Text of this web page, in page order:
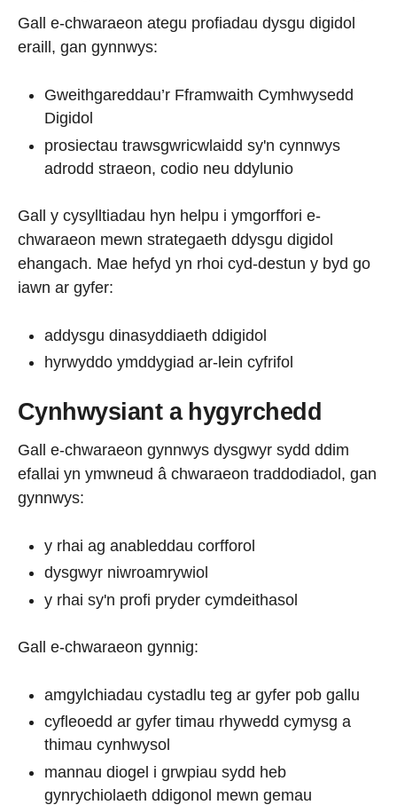
Gall e-chwaraeon ategu profiadau dysgu digidol
eraill, gan gynnwys:
Gweithgareddau’r Fframwaith Cymhwysedd
Digidol
prosiectau trawsgwricwlaidd sy'n cynnwys
adrodd straeon, codio neu ddylunio
Gall y cysylltiadau hyn helpu i ymgorffori e-
chwaraeon mewn strategaeth ddysgu digidol
ehangach. Mae hefyd yn rhoi cyd-destun y byd go
iawn ar gyfer:
addysgu dinasyddiaeth ddigidol
hyrwyddo ymddygiad ar-lein cyfrifol
Cynhwysiant a hygyrchedd
Gall e-chwaraeon gynnwys dysgwyr sydd ddim
efallai yn ymwneud â chwaraeon traddodiadol, gan
gynnwys:
y rhai ag anableddau corfforol
dysgwyr niwroamrywiol
y rhai sy'n profi pryder cymdeithasol
Gall e-chwaraeon gynnig:
amgylchiadau cystadlu teg ar gyfer pob gallu
cyfleoedd ar gyfer timau rhywedd cymysg a
thimau cynhwysol
mannau diogel i grwpiau sydd heb
gynrychiolaeth ddigonol mewn gemau